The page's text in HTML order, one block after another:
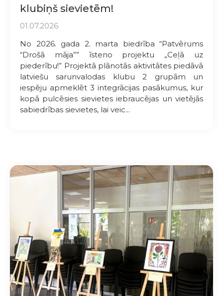
klubiņš sievietēm!
01.07.2026
No 2026. gada 2. marta biedrība “Patvērums
“Drošā māja”” īsteno projektu „Ceļā uz
piederību!” Projektā plānotās aktivitātes piedāvā
latviešu sarunvalodas klubu 2 grupām un
iespēju apmeklēt 3 integrācijas pasākumus, kur
kopā pulcēsies sievietes iebraucējas un vietējās
sabiedrības sievietes, lai veic...